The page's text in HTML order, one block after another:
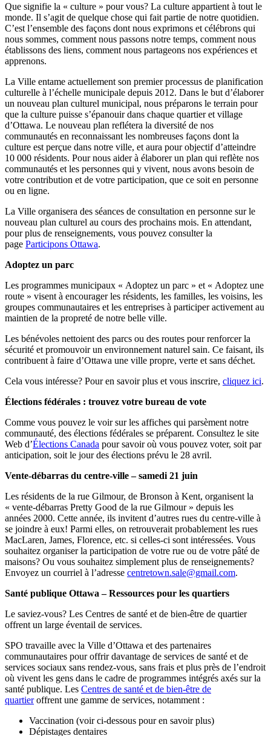
Que signifie la « culture » pour vous? La culture appartient à tout le
monde. Il s’agit de quelque chose qui fait partie de notre quotidien.
C’est l’ensemble des façons dont nous exprimons et célébrons qui
nous sommes, comment nous passons notre temps, comment nous
établissons des liens, comment nous partageons nos expériences et
apprenons.
La Ville entame actuellement son premier processus de planification
culturelle à l’échelle municipale depuis 2012. Dans le but d’élaborer
un nouveau plan culturel municipal, nous préparons le terrain pour
que la culture puisse s’épanouir dans chaque quartier et village
d’Ottawa. Le nouveau plan reflétera la diversité de nos
communautés en reconnaissant les nombreuses façons dont la
culture est perçue dans notre ville, et aura pour objectif d’atteindre
10 000 résidents. Pour nous aider à élaborer un plan qui reflète nos
communautés et les personnes qui y vivent, nous avons besoin de
votre contribution et de votre participation, que ce soit en personne
ou en ligne.
La Ville organisera des séances de consultation en personne sur le
nouveau plan culturel au cours des prochains mois. En attendant,
pour plus de renseignements, vous pouvez consulter la
page Participons Ottawa.
Adoptez un parc
Les programmes municipaux « Adoptez un parc » et « Adoptez une
route » visent à encourager les résidents, les familles, les voisins, les
groupes communautaires et les entreprises à participer activement au
maintien de la propreté de notre belle ville.
Les bénévoles nettoient des parcs ou des routes pour renforcer la
sécurité et promouvoir un environnement naturel sain. Ce faisant, ils
contribuent à faire d’Ottawa une ville propre, verte et sans déchet.
Cela vous intéresse? Pour en savoir plus et vous inscrire, cliquez ici.
Élections fédérales : trouvez votre bureau de vote
Comme vous pouvez le voir sur les affiches qui parsèment notre
communauté, des élections fédérales se préparent. Consultez le site
Web d’Élections Canada pour savoir où vous pouvez voter, soit par
anticipation, soit le jour des élections prévu le 28 avril.
Vente-débarras du centre-ville – samedi 21 juin
Les résidents de la rue Gilmour, de Bronson à Kent, organisent la
« vente-débarras Pretty Good de la rue Gilmour » depuis les
années 2000. Cette année, ils invitent d’autres rues du centre-ville à
se joindre à eux! Parmi elles, on retrouverait probablement les rues
MacLaren, James, Florence, etc. si celles-ci sont intéressées. Vous
souhaitez organiser la participation de votre rue ou de votre pâté de
maisons? Ou vous souhaitez simplement plus de renseignements?
Envoyez un courriel à l’adresse centretown.sale@gmail.com.
Santé publique Ottawa – Ressources pour les quartiers
Le saviez-vous? Les Centres de santé et de bien-être de quartier
offrent un large éventail de services.
SPO travaille avec la Ville d’Ottawa et des partenaires
communautaires pour offrir davantage de services de santé et de
services sociaux sans rendez-vous, sans frais et plus près de l’endroit
où vivent les gens dans le cadre de programmes intégrés axés sur la
santé publique. Les Centres de santé et de bien-être de
quartier offrent une gamme de services, notamment :
Vaccination (voir ci-dessous pour en savoir plus)
Dépistages dentaires